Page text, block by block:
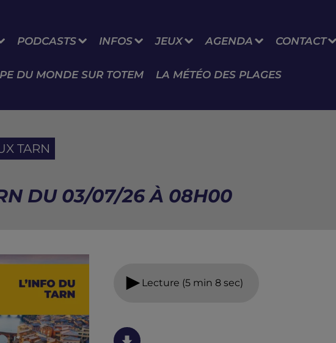
PODCASTS INFOS JEUX AGENDA CONTACT
DU MONDE SUR TOTEM LA MÉTÉO DES PLAGES
TARN
DU 03/07/26 À 08H00
Lecture (5 min 8 sec)